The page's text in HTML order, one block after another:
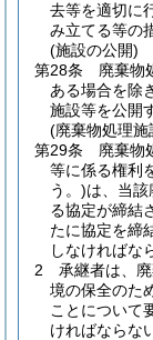
去等を適切に
み立てる等の
(施設の公開)
第28条
廃棄物
ある場合を除
施設等を公開
(廃棄物処理施
第29条
廃棄物
等に係る権利
う。)は、当
る協定が締結
たに協定を締
しなければな
2
承継者は、
境の保全のた
ことについて
ければならな